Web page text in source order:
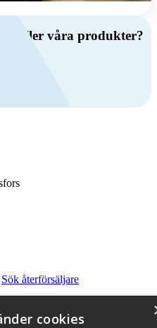
eller våra produkter?
Sök återförsäljare
cookies